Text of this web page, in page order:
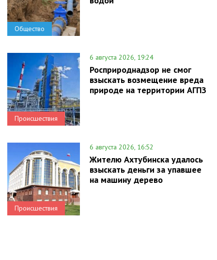
Общество
Происшествия
6 августа 2026, 19:24
Росприроднадзор не смог
взыскать возмещение вреда
природе на территории АГПЗ
Происшествия
6 августа 2026, 16:52
Жителю Ахтубинска удалось
взыскать деньги за упавшее
на машину дерево